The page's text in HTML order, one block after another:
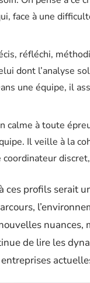
face à une
réfléchi,
dont l’analyse
une équipe, il
calme à toute
Il veille à la
coordinateur
ces profils serait
de lire les